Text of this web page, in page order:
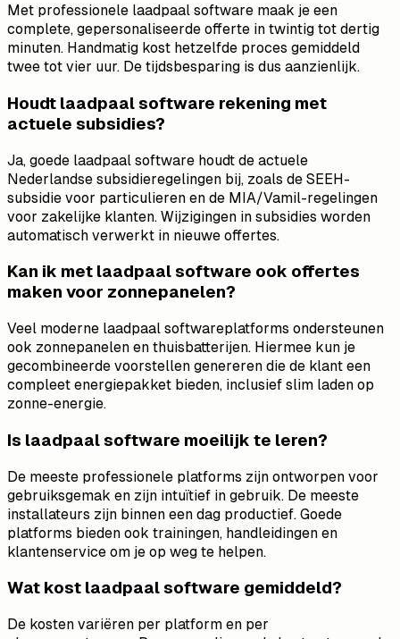
Met professionele laadpaal software maak je een
complete, gepersonaliseerde offerte in twintig tot dertig
minuten. Handmatig kost hetzelfde proces gemiddeld
twee tot vier uur. De tijdsbesparing is dus aanzienlijk.
Houdt laadpaal software rekening met
actuele subsidies?
Ja, goede laadpaal software houdt de actuele
Nederlandse subsidieregelingen bij, zoals de SEEH-
subsidie voor particulieren en de MIA/Vamil-regelingen
voor zakelijke klanten. Wijzigingen in subsidies worden
automatisch verwerkt in nieuwe offertes.
Kan ik met laadpaal software ook offertes
maken voor zonnepanelen?
Veel moderne laadpaal softwareplatforms ondersteunen
ook zonnepanelen en thuisbatterijen. Hiermee kun je
gecombineerde voorstellen genereren die de klant een
compleet energiepakket bieden, inclusief slim laden op
zonne-energie.
Is laadpaal software moeilijk te leren?
De meeste professionele platforms zijn ontworpen voor
gebruiksgemak en zijn intuïtief in gebruik. De meeste
installateurs zijn binnen een dag productief. Goede
platforms bieden ook trainingen, handleidingen en
klantenservice om je op weg te helpen.
Wat kost laadpaal software gemiddeld?
De kosten variëren per platform en per